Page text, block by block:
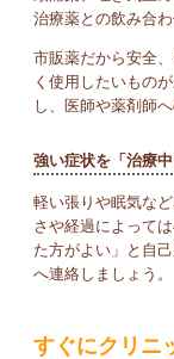
治療薬との飲み合
市販薬だから安全
く使用したいもの
し、医師や薬剤師
強い症状を「治療
軽い張りや眠気な
さや経過によって
た方がよい」と自
へ連絡しましょう。
すぐにクリニ